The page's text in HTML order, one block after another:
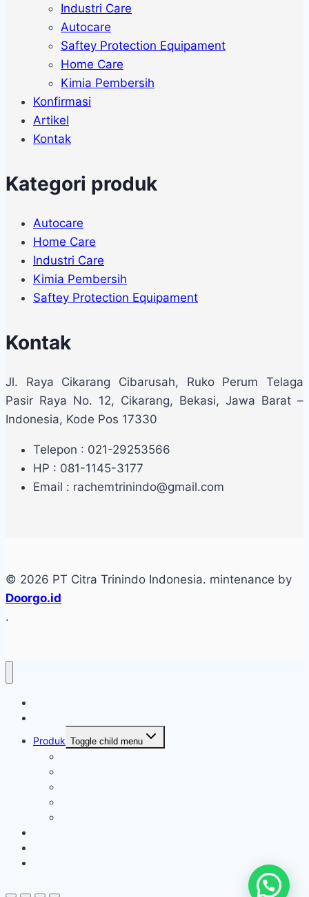
Industri Care
Autocare
Saftey Protection Equipament
Home Care
Kimia Pembersih
Konfirmasi
Artikel
Kontak
Kategori produk
Autocare
Home Care
Industri Care
Kimia Pembersih
Saftey Protection Equipament
Kontak
Jl. Raya Cikarang Cibarusah, Ruko Perum Telaga
Pasir Raya No. 12, Cikarang, Bekasi, Jawa Barat –
Indonesia, Kode Pos 17330
Telepon : 021-29253566
HP : 081-1145-3177
Email : rachemtrinindo@gmail.com
© 2026 PT Citra Trinindo Indonesia. mintenance by
Doorgo.id
.
Produk Toggle child menu